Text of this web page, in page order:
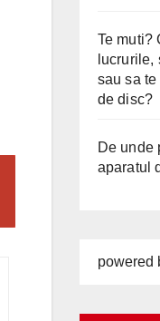
Te muti?
sau sa
de disc?
De unde
aparatul
powered